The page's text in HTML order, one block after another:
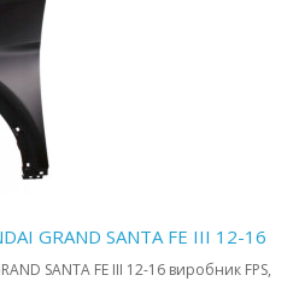
GRAND SANTA FE III 12-16
SANTA FE III 12-16 виробник FPS,